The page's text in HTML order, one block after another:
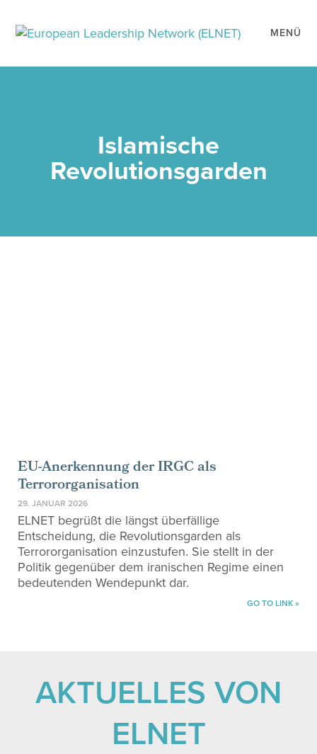
MENÜ
Islamische
Revolutionsgarden
EU-Anerkennung der IRGC als
Terrororganisation
29. JANUAR 2026
ELNET begrüßt die längst überfällige
Entscheidung, die Revolutionsgarden als
Terrororganisation einzustufen. Sie stellt in der
Politik gegenüber dem iranischen Regime einen
bedeutenden Wendepunkt dar.
GO TO LINK »
AKTUELLES VON
ELNET